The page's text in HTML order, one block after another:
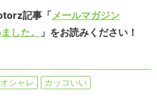
記事「 メールマガジン
した。
」をお読みください！
オシャレ カッコいい